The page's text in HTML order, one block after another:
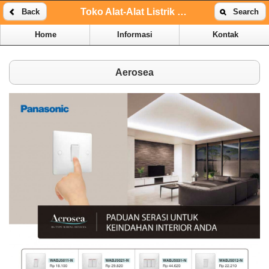
Back Toko Alat-Alat Listrik Online | Toko Alat-Alat Listrik Kenari Search
Home Informasi Kontak
Aerosea